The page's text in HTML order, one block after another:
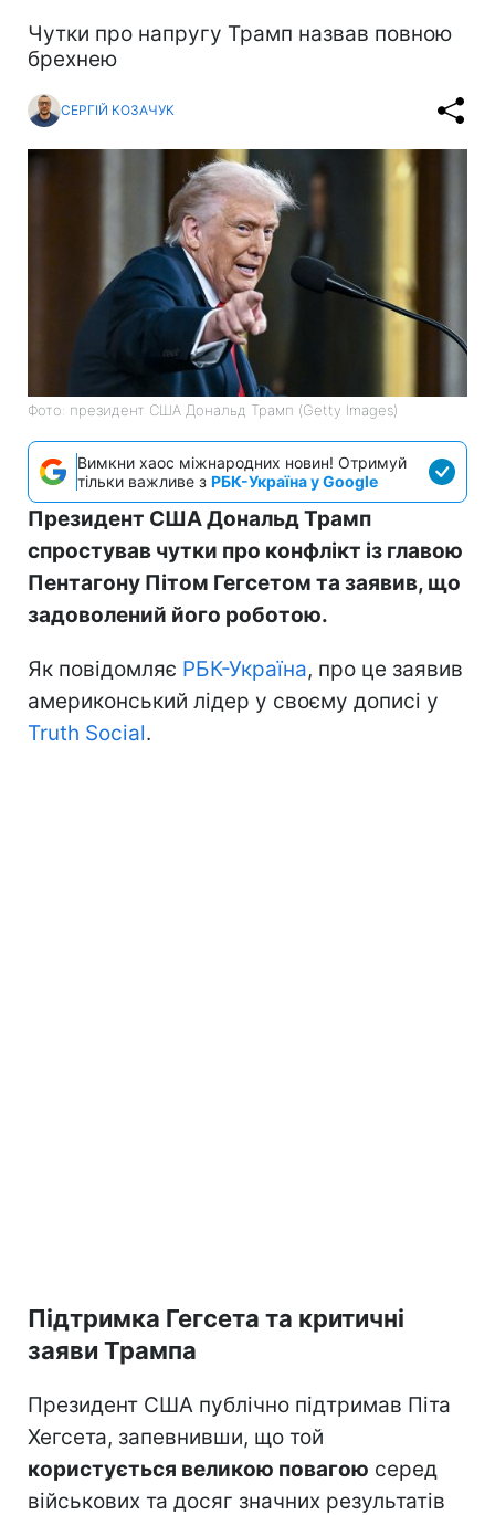
Чутки про напругу Трамп назвав повною
брехнею
СЕРГІЙ КОЗАЧУК
Фото: президент США Дональд Трамп (Getty Images)
Вимкни хаос міжнародних новин! Отримуй
тільки важливе з РБК-Україна у Google
Президент США Дональд Трамп
спростував чутки про конфлікт із главою
Пентагону Пітом Гегсетом та заявив, що
задоволений його роботою.
Як повідомляє РБК-Україна, про це заявив
америконський лідер у своєму дописі у
Truth Social.
Підтримка Гегсета та критичні
заяви Трампа
Президент США публічно підтримав Піта
Хегсета, запевнивши, що той
користується великою повагою серед
військових та досяг значних результатів